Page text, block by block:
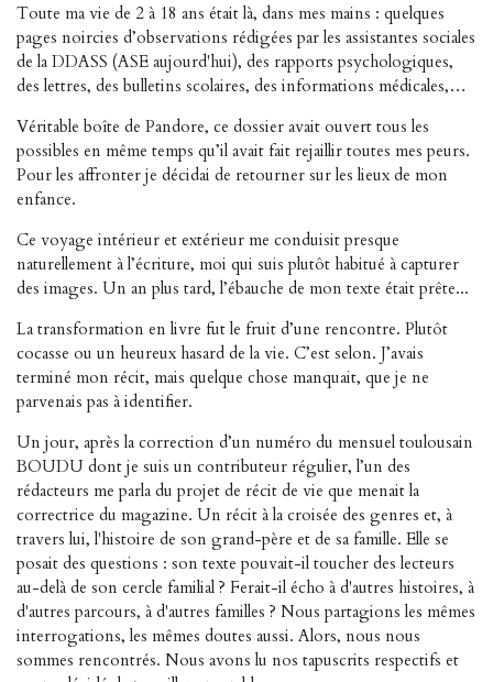
Toute ma vie de 2 à 18 ans était là, dans mes mains : quelques
pages noircies d’observations rédigées par les assistantes sociales
de la DDASS (ASE aujourd'hui), des rapports psychologiques,
des lettres, des bulletins scolaires, des informations médicales,…
Véritable boîte de Pandore, ce dossier avait ouvert tous les
possibles en même temps qu’il avait fait rejaillir toutes mes peurs.
Pour les affronter je décidai de retourner sur les lieux de mon
enfance.
Ce voyage intérieur et extérieur me conduisit presque
naturellement à l’écriture, moi qui suis plutôt habitué à capturer
des images. Un an plus tard, l’ébauche de mon texte était prête...
La transformation en livre fut le fruit d’une rencontre. Plutôt
cocasse ou un heureux hasard de la vie. C’est selon. J’avais
terminé mon récit, mais quelque chose manquait, que je ne
parvenais pas à identifier.
Un jour, après la correction d’un numéro du mensuel toulousain
BOUDU dont je suis un contributeur régulier, l’un des
rédacteurs me parla du projet de récit de vie que menait la
correctrice du magazine. Un récit à la croisée des genres et, à
travers lui, l'histoire de son grand-père et de sa famille. Elle se
posait des questions : son texte pouvait-il toucher des lecteurs
au-delà de son cercle familial ? Ferait-il écho à d'autres histoires, à
d'autres parcours, à d'autres familles ? Nous partagions les mêmes
interrogations, les mêmes doutes aussi. Alors, nous nous
sommes rencontrés. Nous avons lu nos tapuscrits respectifs et